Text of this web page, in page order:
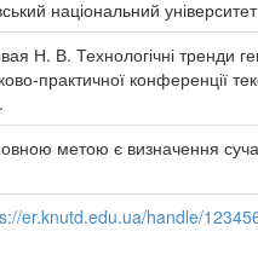
національний
Н. В. Технологічні тренди
практичної конференції
метою є визначення
er.knutd.edu.ua/handle/